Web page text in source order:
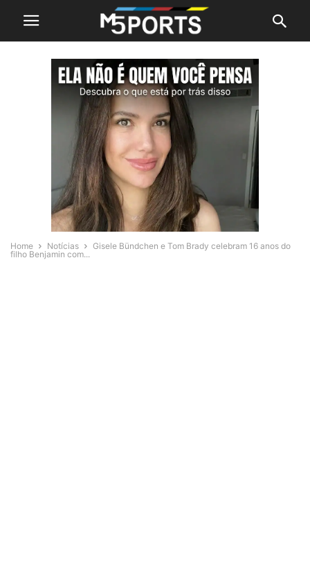
Home Notícias
Gisele Bündchen e Tom Brady celebram 16 anos do
filho Benjamin com...